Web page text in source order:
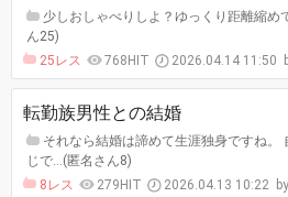
少しおしゃべりしよ？ゆっくり距離縮め
ん25)
25レス
768HIT 2026.04.14 11:50
転勤族男性との結婚
それなら結婚は諦めて生涯独身ですね。
じで…(匿名さん8)
8レス
279HIT 2026.04.13 10:22